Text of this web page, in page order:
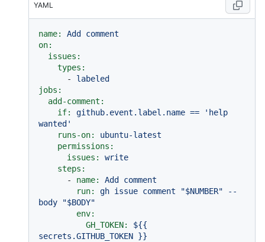
YAML
name: Add
comment
on:
issues:
types:
-
labeled
jobs:
add-comment:
if:
github.event.label.name ==
'help
wanted'
runs-on:
ubuntu-latest
permissions:
issues:
write
steps:
-
name: Add
comment
run:
gh issue comment "$NUMBER"
--
body
"$BODY"
env:
GH_TOKEN:
${{
secrets.GITHUB_TOKEN }}